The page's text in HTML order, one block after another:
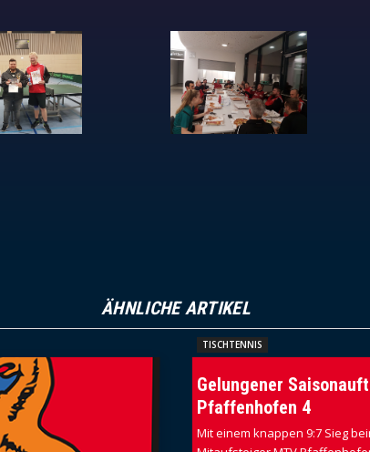
ÄHNLICHE ARTIKEL
TISCHTENNIS
Gelungener
Pfaffenhofen 4
Mit einem knappen 9:7 Sieg